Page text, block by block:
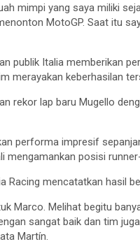
mimpi yang saya miliki
MotoGP. Saat itu
publik Italia memberikan
merayakan keberhasilan
rekor lap baru Mugello
performa impresif
mengamankan posisi
Racing mencatatkan hasil
Marco. Melihat begitu
sangat baik dan tim
Martín.